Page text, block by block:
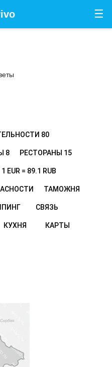
☰
80
8 РЕСТОРАНЫ 15
1 EUR = 89.1 RUB
ТАМОЖНЯ
СВЯЗЬ
КУХНЯ КАРТЫ